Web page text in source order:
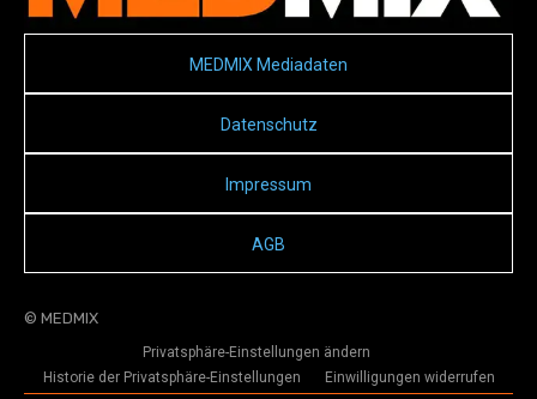
MEDMIX Mediadaten
Datenschutz
Impressum
AGB
© MEDMIX
Privatsphäre-Einstellungen ändern
Historie der Privatsphäre-Einstellungen
Einwilligungen widerrufen